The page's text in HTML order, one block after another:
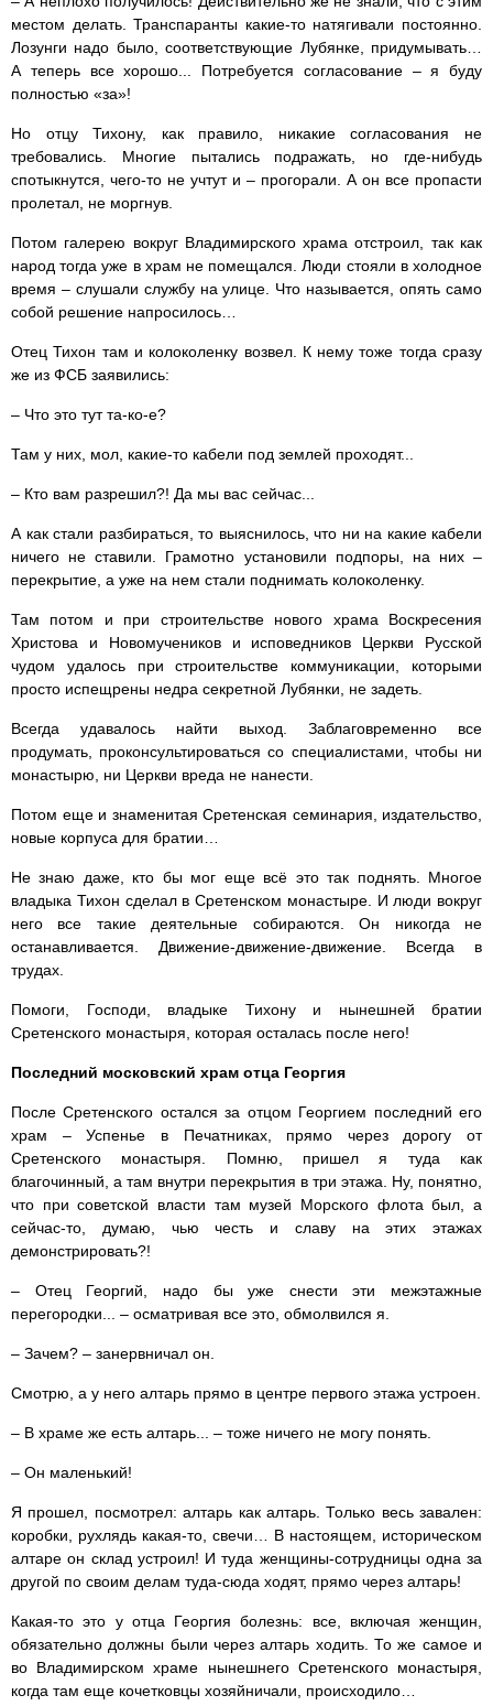
местом делать. Транспаранты какие-то натягивали постоянно.
Лозунги надо было, соответствующие Лубянке, придумывать…
А теперь все хорошо... Потребуется согласование – я буду
полностью «за»!
Но отцу Тихону, как правило, никакие согласования не
требовались. Многие пытались подражать, но где-нибудь
спотыкнутся, чего-то не учтут и – прогорали. А он все пропасти
пролетал, не моргнув.
Потом галерею вокруг Владимирского храма отстроил, так как
народ тогда уже в храм не помещался. Люди стояли в холодное
время – слушали службу на улице. Что называется, опять само
собой решение напросилось…
Отец Тихон там и колоколенку возвел. К нему тоже тогда сразу
же из ФСБ заявились:
– Что это тут та-ко-е?
Там у них, мол, какие-то кабели под землей проходят...
– Кто вам разрешил?! Да мы вас сейчас...
А как стали разбираться, то выяснилось, что ни на какие кабели
ничего не ставили. Грамотно установили подпоры, на них –
перекрытие, а уже на нем стали поднимать колоколенку.
Там потом и при строительстве нового храма Воскресения
Христова и Новомучеников и исповедников Церкви Русской
чудом удалось при строительстве коммуникации, которыми
просто испещрены недра секретной Лубянки, не задеть.
Всегда удавалось найти выход. Заблаговременно все
продумать, проконсультироваться со специалистами, чтобы ни
монастырю, ни Церкви вреда не нанести.
Потом еще и знаменитая Сретенская семинария, издательство,
новые корпуса для братии…
Не знаю даже, кто бы мог еще всё это так поднять. Многое
владыка Тихон сделал в Сретенском монастыре. И люди вокруг
него все такие деятельные собираются. Он никогда не
останавливается. Движение-движение-движение. Всегда в
трудах.
Помоги, Господи, владыке Тихону и нынешней братии
Сретенского монастыря, которая осталась после него!
Последний московский храм отца Георгия
После Сретенского остался за отцом Георгием последний его
храм – Успенье в Печатниках, прямо через дорогу от
Сретенского монастыря. Помню, пришел я туда как
благочинный, а там внутри перекрытия в три этажа. Ну, понятно,
что при советской власти там музей Морского флота был, а
сейчас-то, думаю, чью честь и славу на этих этажах
демонстрировать?!
– Отец Георгий, надо бы уже снести эти межэтажные
перегородки... – осматривая все это, обмолвился я.
– Зачем? – занервничал он.
Смотрю, а у него алтарь прямо в центре первого этажа устроен.
– В храме же есть алтарь... – тоже ничего не могу понять.
– Он маленький!
Я прошел, посмотрел: алтарь как алтарь. Только весь завален:
коробки, рухлядь какая-то, свечи… В настоящем, историческом
алтаре он склад устроил! И туда женщины-сотрудницы одна за
другой по своим делам туда-сюда ходят, прямо через алтарь!
Какая-то это у отца Георгия болезнь: все, включая женщин,
обязательно должны были через алтарь ходить. То же самое и
во Владимирском храме нынешнего Сретенского монастыря,
когда там еще кочетковцы хозяйничали, происходило…